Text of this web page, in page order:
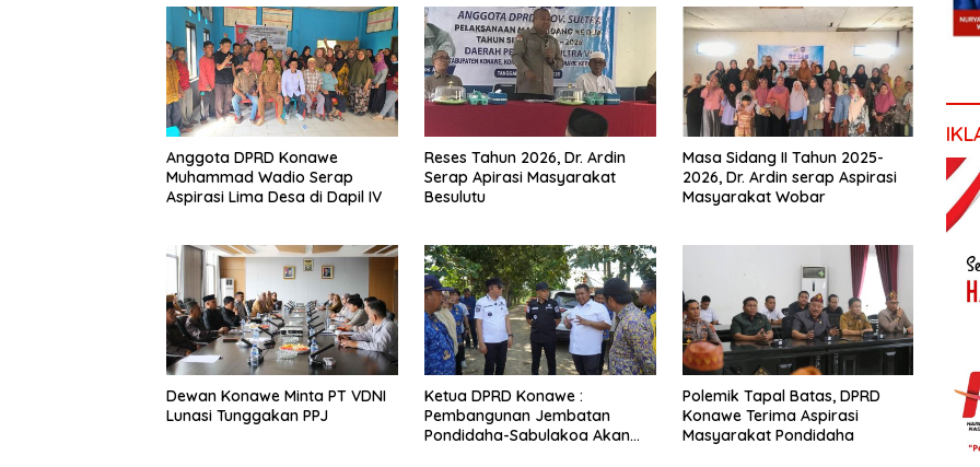
Anggota DPRD Konawe
Muhammad Wadio Serap
Aspirasi Lima Desa di Dapil IV
Reses Tahun 2026, Dr. Ardin
Serap Apirasi Masyarakat
Besulutu
Masa Sidang II Tahun 2025-
2026, Dr. Ardin serap Aspirasi
Masyarakat Wobar
Dewan Konawe Minta PT VDNI
Lunasi Tunggakan PPJ
Ketua DPRD Konawe :
Pembangunan Jembatan
Pondidaha-Sabulakoa Akan
Polemik Tapal Batas, DPRD
Konawe Terima Aspirasi
Masyarakat Pondidaha